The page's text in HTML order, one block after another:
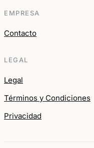
EMPRESA
Contacto
LEGAL
Legal
Términos y Condiciones
Privacidad